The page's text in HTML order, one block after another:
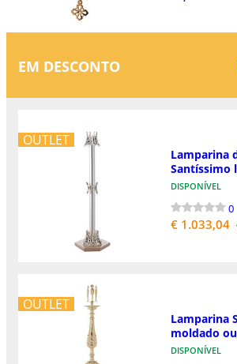
EM DESCONTO
OUTLET
Lamparina
Santíssimo
DISPONÍVEL
0
€ 1.033,04
OUTLET
Lamparina
moldado
DISPONÍVEL